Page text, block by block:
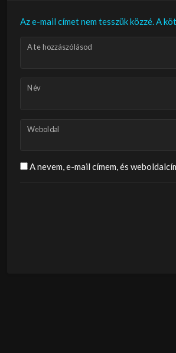
Az e-mail címet nem tesszük közzé.A
A te hozzászólásod
Név
Weboldal
A nevem, e-mail címem, és